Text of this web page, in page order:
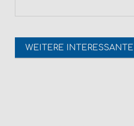
WEITERE